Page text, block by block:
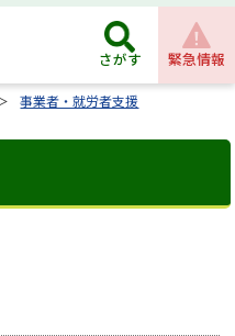
さがす 緊急情報
事業者・就労者支援